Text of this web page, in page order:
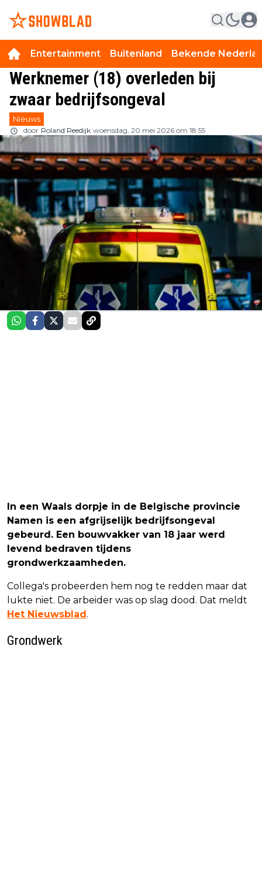
Entertainment Buitenland Bekende
Werknemer (18) overleden bij
zwaar bedrijfsongeval
Nieuws
door Roland Reedijk woensdag, 20 mei 2026 om 18:55
In een Waals dorpje in de Belgische provincie
Namen is een afgrijselijk bedrijfsongeval
gebeurd. Een bouwvakker van 18 jaar werd
levend bedraven tijdens
grondwerkzaamheden.
Collega's probeerden hem nog te redden maar dat
lukte niet. De arbeider was op slag dood. Dat meldt
Het Nieuwsblad.
Grondwerk